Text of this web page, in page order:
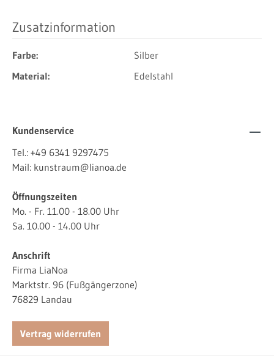
Zusatzinformation
Farbe:
Silber
Material:
Edelstahl
Kundenservice
Tel.: +49 6341 9297475
Mail: kunstraum@lianoa.de
Öffnungszeiten
Mo. - Fr. 11.00 - 18.00 Uhr
Sa. 10.00 - 14.00 Uhr
Anschrift
Firma LiaNoa
Marktstr. 96 (Fußgängerzone)
76829 Landau
Vertrag widerrufen